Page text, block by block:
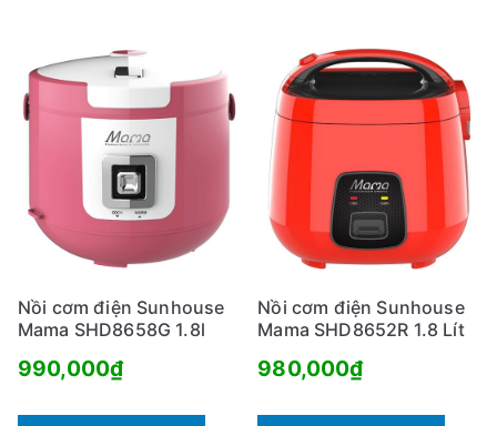
1,180,000₫.
Nồi cơm điện Sunhouse
Mama SHD8658G 1.8l
990,000₫
Nồi cơm điện Sunhouse
Mama SHD8652R 1.8 Lít
980,000₫